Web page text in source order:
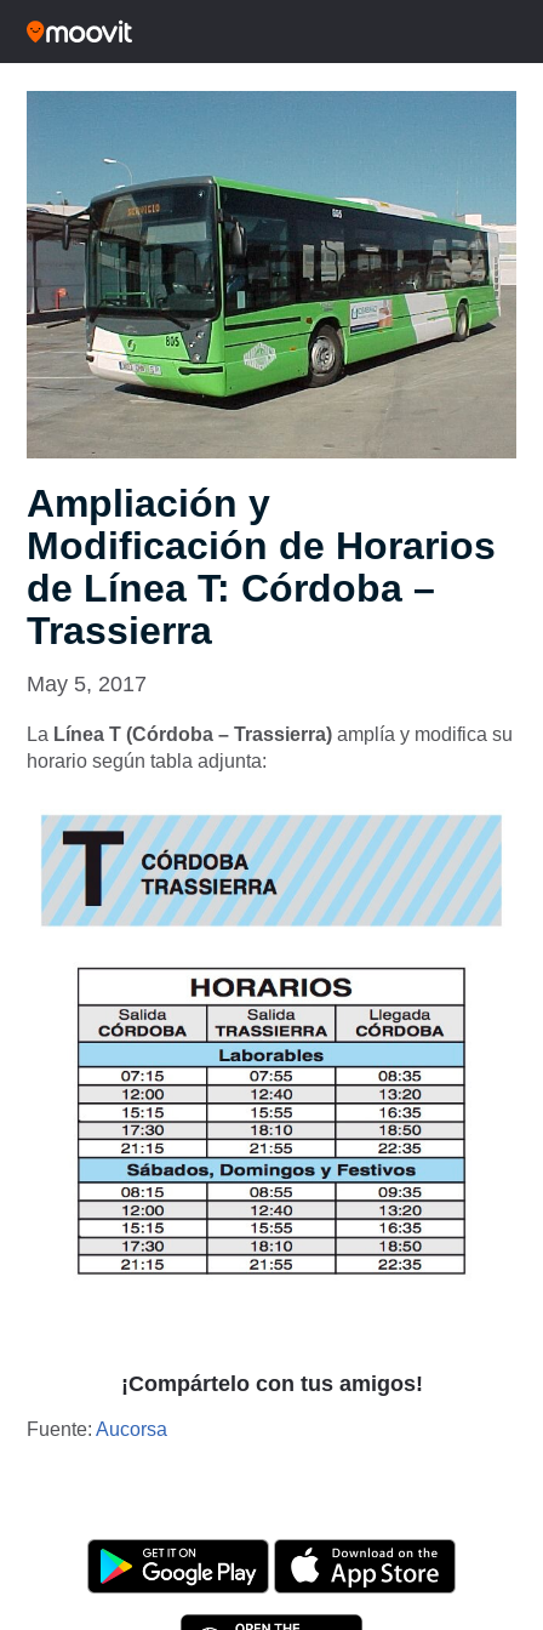
Ampliación y
Modificación de Horarios
de Línea T: Córdoba –
Trassierra
May 5, 2017
La Línea T (Córdoba – Trassierra) amplía y modifica su
horario según tabla adjunta:
¡Compártelo con tus amigos!
Fuente: Aucorsa